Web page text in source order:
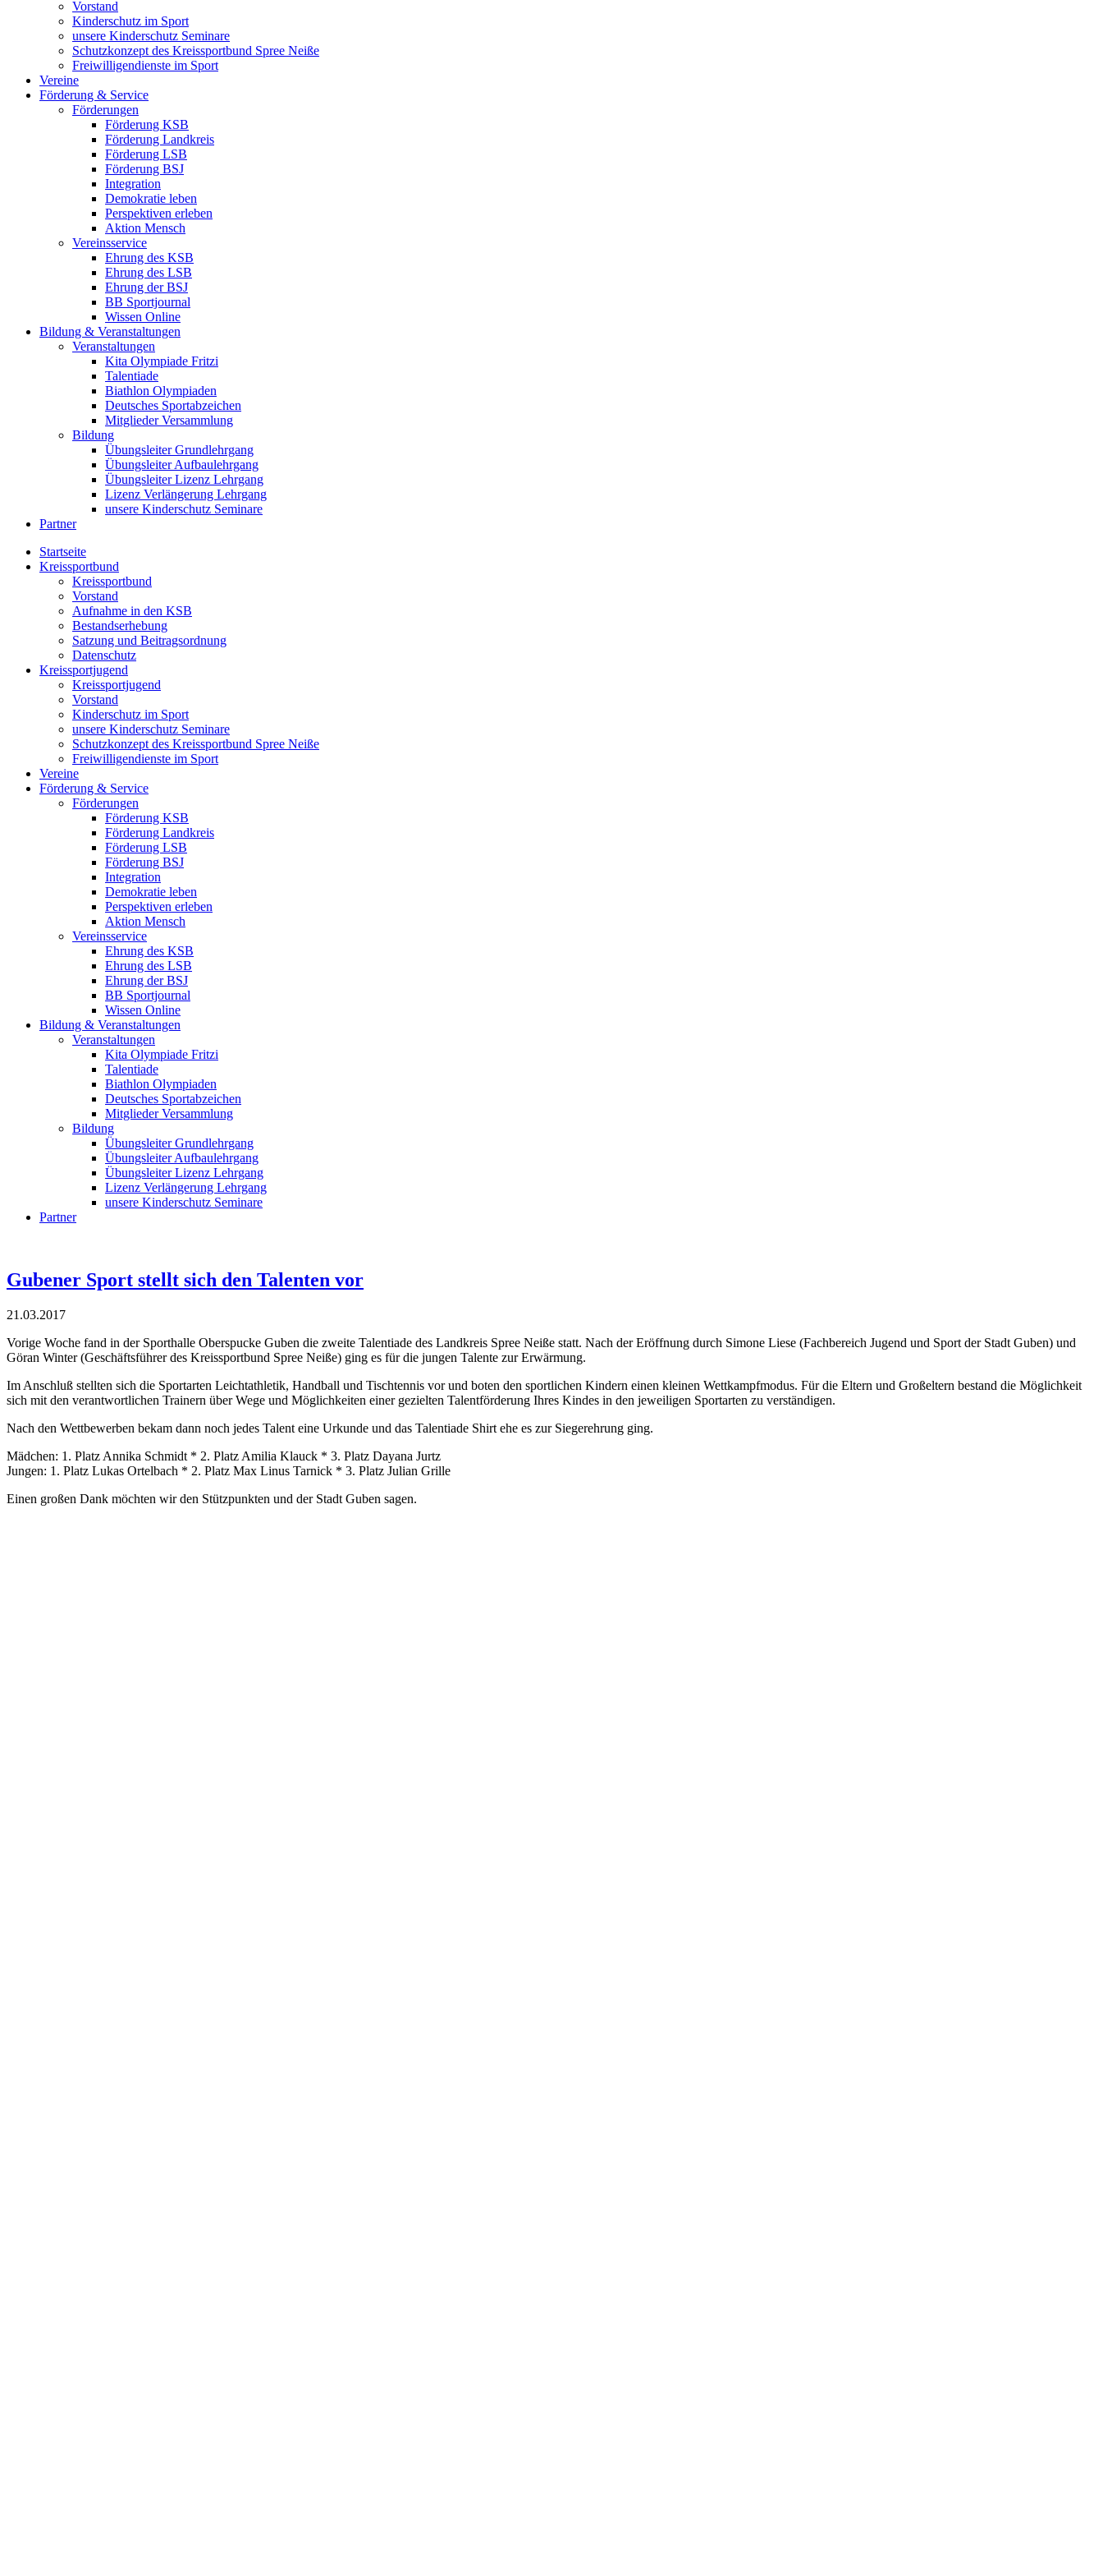
Vorstand
Kinderschutz im Sport
unsere Kinderschutz Seminare
Schutzkonzept des Kreissportbund Spree Neiße
Freiwilligendienste im Sport
Vereine
Förderung & Service
Förderungen
Förderung KSB
Förderung Landkreis
Förderung LSB
Förderung BSJ
Integration
Demokratie leben
Perspektiven erleben
Aktion Mensch
Vereinsservice
Ehrung des KSB
Ehrung des LSB
Ehrung der BSJ
BB Sportjournal
Wissen Online
Bildung & Veranstaltungen
Veranstaltungen
Kita Olympiade Fritzi
Talentiade
Biathlon Olympiaden
Deutsches Sportabzeichen
Mitglieder Versammlung
Bildung
Übungsleiter Grundlehrgang
Übungsleiter Aufbaulehrgang
Übungsleiter Lizenz Lehrgang
Lizenz Verlängerung Lehrgang
unsere Kinderschutz Seminare
Partner
Startseite
Kreissportbund
Kreissportbund
Vorstand
Aufnahme in den KSB
Bestandserhebung
Satzung und Beitragsordnung
Datenschutz
Kreissportjugend
Kreissportjugend
Vorstand
Kinderschutz im Sport
unsere Kinderschutz Seminare
Schutzkonzept des Kreissportbund Spree Neiße
Freiwilligendienste im Sport
Vereine
Förderung & Service
Förderungen
Förderung KSB
Förderung Landkreis
Förderung LSB
Förderung BSJ
Integration
Demokratie leben
Perspektiven erleben
Aktion Mensch
Vereinsservice
Ehrung des KSB
Ehrung des LSB
Ehrung der BSJ
BB Sportjournal
Wissen Online
Bildung & Veranstaltungen
Veranstaltungen
Kita Olympiade Fritzi
Talentiade
Biathlon Olympiaden
Deutsches Sportabzeichen
Mitglieder Versammlung
Bildung
Übungsleiter Grundlehrgang
Übungsleiter Aufbaulehrgang
Übungsleiter Lizenz Lehrgang
Lizenz Verlängerung Lehrgang
unsere Kinderschutz Seminare
Partner
Gubener Sport stellt sich den Talenten vor
21.03.2017
Vorige Woche fand in der Sporthalle Oberspucke Guben die zweite Talentiade des Landkreis Spree Neiße statt. Nach der Eröffnung durch Simone Liese (Fachbereich Jugend und Sport der Stadt Guben) und
Göran Winter (Geschäftsführer des Kreissportbund Spree Neiße) ging es für die jungen Talente zur Erwärmung.
Im Anschluß stellten sich die Sportarten Leichtathletik, Handball und Tischtennis vor und boten den sportlichen Kindern einen kleinen Wettkampfmodus. Für die Eltern und Großeltern bestand die Möglichkeit
sich mit den verantwortlichen Trainern über Wege und Möglichkeiten einer gezielten Talentförderung Ihres Kindes in den jeweiligen Sportarten zu verständigen.
Nach den Wettbewerben bekam dann noch jedes Talent eine Urkunde und das Talentiade Shirt ehe es zur Siegerehrung ging.
Mädchen: 1. Platz Annika Schmidt * 2. Platz Amilia Klauck * 3. Platz Dayana Jurtz
Jungen: 1. Platz Lukas Ortelbach * 2. Platz Max Linus Tarnick * 3. Platz Julian Grille
Einen großen Dank möchten wir den Stützpunkten und der Stadt Guben sagen.